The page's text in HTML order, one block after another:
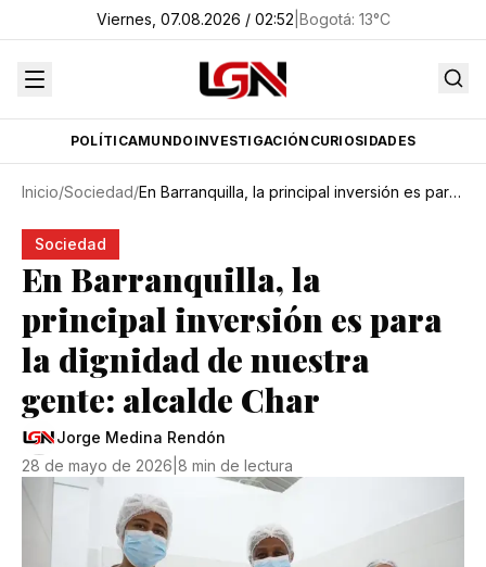
Viernes, 07.08.2026 / 02:52 Bogotá: 13°C
POLÍTICAMUNDO INVESTIGACIÓN CURIOSIDADES
Inicio/Sociedad/ En Barranquilla, la principal inversión es para la dignidad de nuestra gente: alcalde Char
Sociedad
En Barranquilla, la
principal inversión es para
la dignidad de nuestra
gente: alcalde Char
Jorge Medina Rendón
28 de mayo de 2026 8 min de lectura